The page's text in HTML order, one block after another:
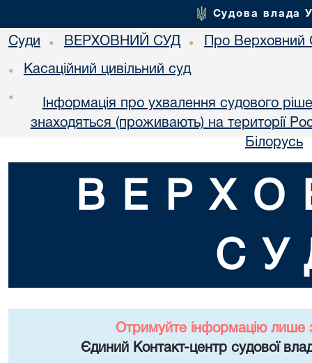
Судова влада
Суди • ВЕРХОВНИЙ СУД • Про Верховний
• Касаційний цивільний суд
•
Інформація про ухвалення судового
знаходяться (проживають) на території
Білорусь
Отримуйте інформацію лише
Єдиний Контакт-центр судової